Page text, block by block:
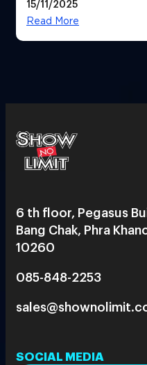
15/11/2025
Read More
6 th floor, Pegasus
Bang Chak, Phra
10260
085-848-2253
SOCIAL MEDIA